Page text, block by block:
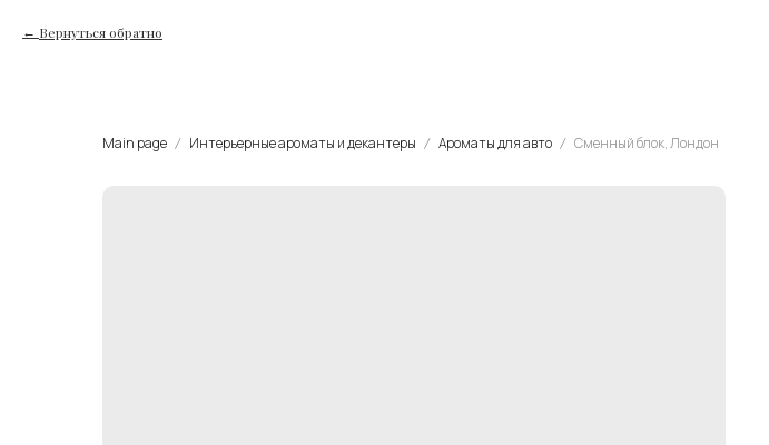
Вернуться обратно
Main page Интерьерные ароматы и декантеры Ароматы для авто Сменный блок, Лондон